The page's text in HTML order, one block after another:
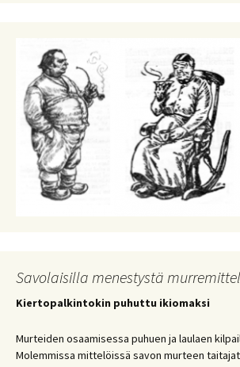
Savolaisilla menestystä
Kiertopalkintokin puhuttu ikiomaksi
Murteiden osaamisessa puhuen ja laulaen
Molemmissa mittelöissä savon murteen